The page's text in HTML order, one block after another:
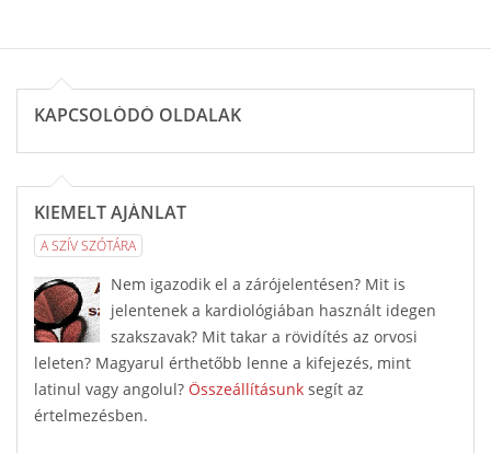
KAPCSOLÓDÓ OLDALAK
KIEMELT AJÁNLAT
A SZÍV SZÓTÁRA
Nem igazodik el a zárójelentésen? Mit is
jelentenek a kardiológiában használt idegen
szakszavak? Mit takar a rövidítés az orvosi
leleten? Magyarul érthetőbb lenne a kifejezés, mint
latinul vagy angolul? Összeállításunk segít az
értelmezésben.